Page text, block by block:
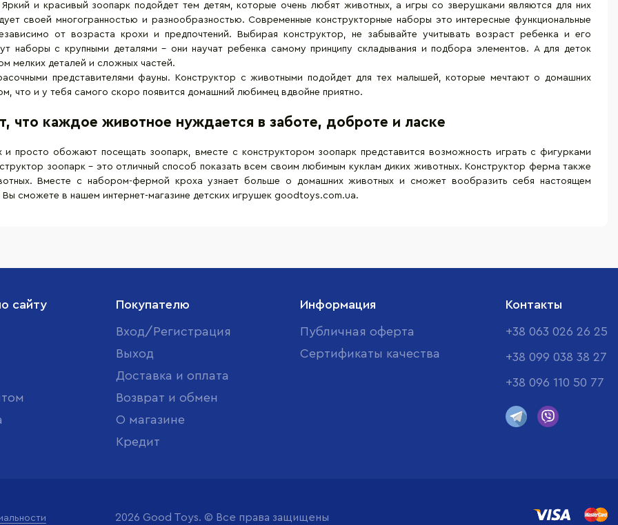
и красивый зоопарк подойдет тем детям, которые очень любят животных, а игры со зверушками являются для них
своей многогранностью и разнообразностью. Современные конструкторные наборы это интересные функциональные
от возраста крохи и предпочтений. Выбирая конструктор, не забывайте учитывать возраст ребенка и его
наборы с крупными деталями – они научат ребенка самому принципу складывания и подбора элементов. А для деток
мелких деталей и сложных частей.
представителями фауны. Конструктор с животными подойдет для тех малышей, которые мечтают о домашних
что и у тебя самого скоро появится домашний любимец вдвойне приятно.
что каждое животное нуждается в заботе, доброте и ласке
просто обожают посещать зоопарк, вместе с конструктором зоопарк представится возможность играть с фигурками
зоопарк – это отличный способ показать всем своим любимым куклам диких животных. Конструктор ферма также
Вместе с набором-фермой кроха узнает больше о домашних животных и сможет вообразить себя настоящем
сможете в нашем интернет-магазине детских игрушек goodtoys.com.ua.
сайту Покупателю
Вход/Регистрация
Выход
Доставка и оплата
Возврат и обмен
О магазине
Кредит
Информация
Публичная оферта
Сертификаты качества
Контакты
+38 063 026 26 25
+38 099 038 38 27
+38 096 110 50 77
2026 Good Toys. © Все права защищены